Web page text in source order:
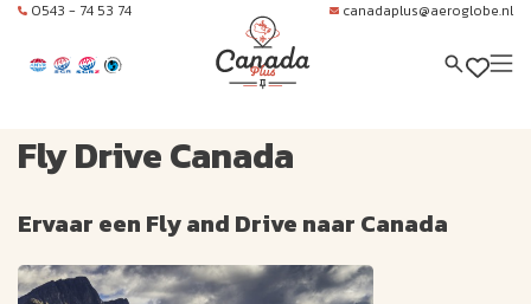
0543 - 74 53 74 canadaplus@aeroglobe.nl
Fly Drive Canada
Ervaar een Fly and Drive naar Canada